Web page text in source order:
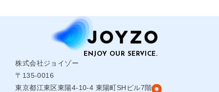
株式会社ジョイゾー
〒135-0016
東京都江東区東陽4-10-4 東陽町SHビル7階